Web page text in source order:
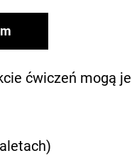
ćwiczeń mogą je